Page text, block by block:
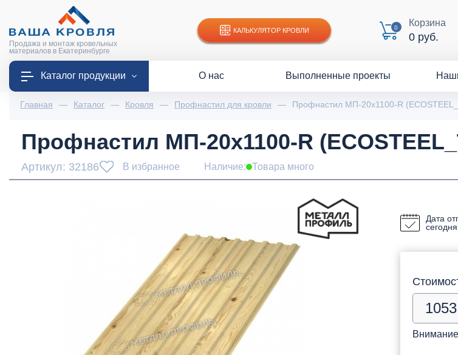
Продажа и монтаж кровельных
материалов в Екатеринбурге
КАЛЬКУЛЯТОР КРОВЛИ 0 Корзина
0 руб.
Каталог продукции О нас Выполненные проекты
Главная — Каталог — Кровля — Профнастил для кровли — Профнастил МП-20x1100-R
Профнастил МП-20x1100-R
Артикул: 32186 В избранное Наличие: Товара много
Дата